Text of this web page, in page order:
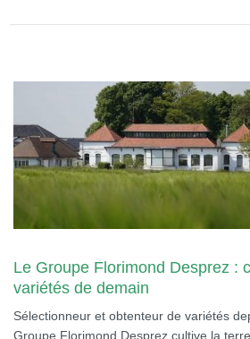
Le Groupe Florimond Desprez :
variétés de demain
Sélectionneur et obtenteur de variétés
Groupe Florimond Desprez cultive la